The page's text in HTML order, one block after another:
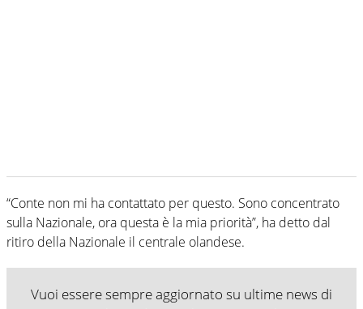
“Conte non mi ha contattato per questo. Sono concentrato
sulla Nazionale, ora questa è la mia priorità”, ha detto dal
ritiro della Nazionale il centrale olandese.
Vuoi essere sempre aggiornato su ultime news di